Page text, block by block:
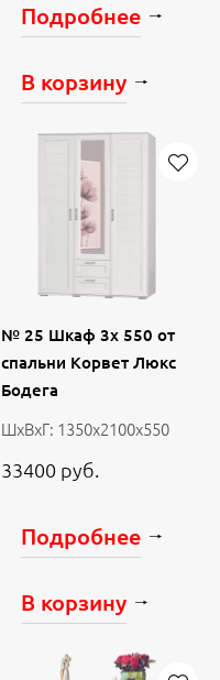
Подробнее
В корзину
№ 25 Шкаф 3х 550 от
спальни Корвет Люкс
Бодега
ШхВхГ: 1350х2100х550
33400 руб.
Подробнее
В корзину